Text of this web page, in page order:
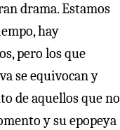
drama. Estamos
hay
pero los que
se equivocan y
de aquellos que no
y su epopeya